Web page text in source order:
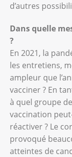
d’autres
Dans quelle
?
En 2021, la
les entretiens,
ampleur que
vacciner ? En
à quel groupe
vaccination
réactiver ? Le
provoqué
atteintes de